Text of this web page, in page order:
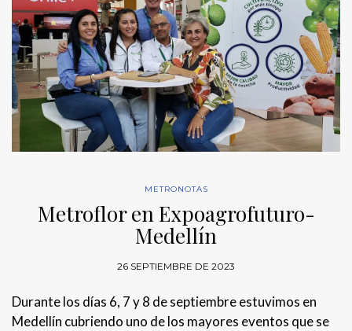
METRONOTAS
Metroflor en Expoagrofuturo-
Medellín
26 SEPTIEMBRE DE 2023
Durante los días 6, 7 y 8 de septiembre estuvimos en
Medellín cubriendo uno de los mayores eventos que se